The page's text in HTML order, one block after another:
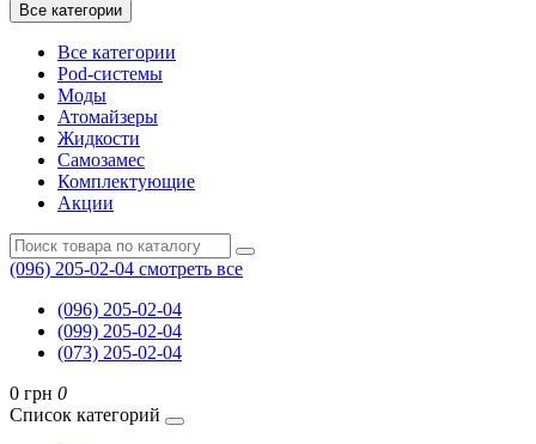
Все категории
Все категории
Pod-системы
Моды
Атомайзеры
Жидкости
Самозамес
Комплектующие
Акции
(096) 205-02-04 смотреть все
(096) 205-02-04
(099) 205-02-04
(073) 205-02-04
0 грн 0
Список категорий